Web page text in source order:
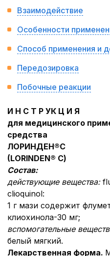
Взаимодействие
Особенности
Способ применения и
Передозировка
Побочные реакции
И Н С Т Р УК Ц И Я
для медицинского
средства
ЛОРИНДЕН®С
(LORINDEN® С)
Состав:
действующие вещества:
clioquinol:
1 г мази содержит
клиохинола-30 мг;
вспомогательные
белый мягкий.
Лекарственная форма.